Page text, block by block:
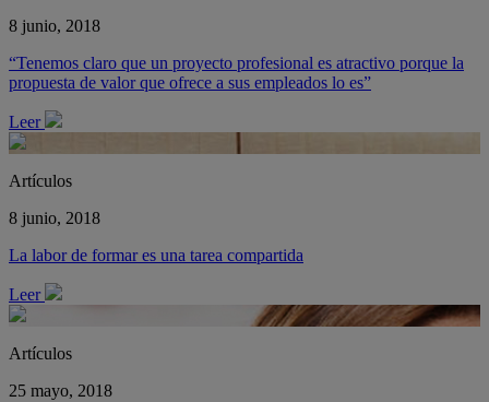
8 junio, 2018
“Tenemos claro que un proyecto profesional es atractivo porque la
propuesta de valor que ofrece a sus empleados lo es”
Leer
Artículos
8 junio, 2018
La labor de formar es una tarea compartida
Leer
Artículos
25 mayo, 2018